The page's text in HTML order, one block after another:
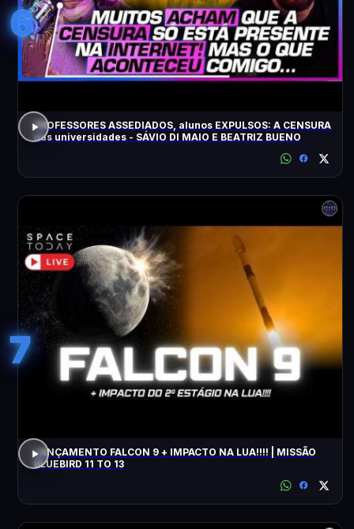
6
PROFESSORES ASSEDIADOS, alunos EXPULSOS: A CENSURA
nas universidades - SÁVIO DI MAIO E BEATRIZ BUENO
7
LANÇAMENTO FALCON 9 + IMPACTO NA LUA!!!! | MISSÃO
BLUEBIRD 11 TO 13